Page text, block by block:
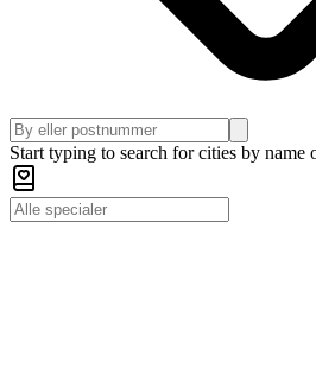
Start typing to search for cities by name